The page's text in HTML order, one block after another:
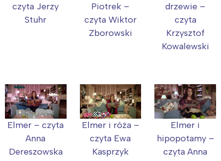
czyta Jerzy
Stuhr
Piotrek –
czyta Wiktor
Zborowski
drzewie –
czyta
Krzysztof
Kowalewski
Elmer – czyta
Anna
Dereszowska
Elmer i róża –
czyta Ewa
Kasprzyk
Elmer i
hipopotamy –
czyta Anna